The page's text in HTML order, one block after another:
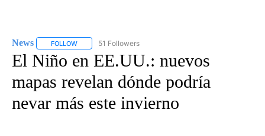
News FOLLOW FOLLOW "NEWS" TO RECEIVE NOTIFICATIONS ABOUT
51 Followers
El Niño en EE.UU.: nuevos
mapas revelan dónde podría
nevar más este invierno